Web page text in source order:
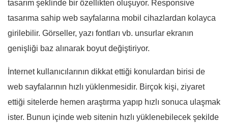
tasarım şeklinde bir özellikten oluşuyor. Responsive
tasarıma sahip web sayfalarına mobil cihazlardan kolayca
girilebilir. Görseller, yazı fontları vb. unsurlar ekranın
genişliği baz alınarak boyut değiştiriyor.
İnternet kullanıcılarının dikkat ettiği konulardan birisi de
web sayfalarının hızlı yüklenmesidir. Birçok kişi, ziyaret
ettiği sitelerde hemen araştırma yapıp hızlı sonuca ulaşmak
ister. Bunun içinde web sitenin hızlı yüklenebilecek şekilde